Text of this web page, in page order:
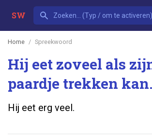
SW
Home Spreekwoord
Hij eet zoveel als
paardje trekken kan.
Hij eet erg veel.